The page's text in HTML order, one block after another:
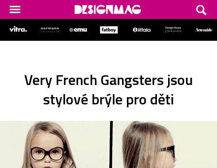
Very French Gangsters jsou
stylové brýle pro děti